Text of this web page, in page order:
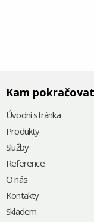
Kam
Úvodní stránka
Produkty
Služby
Reference
O nás
Kontakty
Skladem